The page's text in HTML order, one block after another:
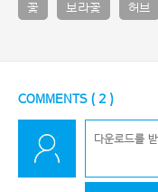
꽃 보라꽃 허브
COMMENTS ( 2 )